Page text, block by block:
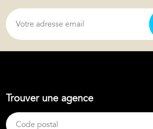
Trouver une agence